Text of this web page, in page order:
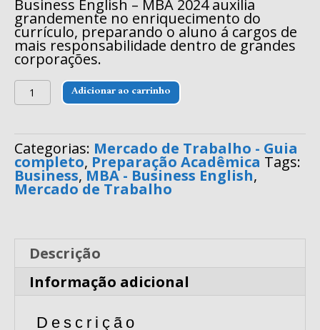
original
era:
R$ 450,00.
atual
é:
R$ 420,00.
Business English – MBA 2024 auxilia
grandemente no enriquecimento do
currículo, preparando o aluno á cargos de
mais responsabilidade dentro de grandes
corporações.
MBA
-
/
Business
quantidade
Adicionar ao carrinho
Categorias: Mercado de Trabalho - Guia
completo, Preparação Acadêmica Tags:
Business,MBA - Business English,
Mercado de Trabalho
Descrição
Informação adicional
Descrição